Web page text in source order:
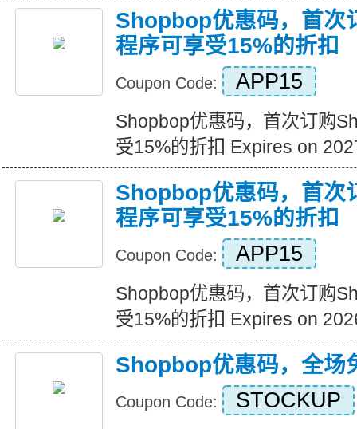
Shopbop优惠码，首次
程序可享受15%的折扣
Coupon Code: APP15
Shopbop优惠码，首次订购
受15%的折扣 Expires on
Shopbop优惠码，首次
程序可享受15%的折扣
Coupon Code: APP15
Shopbop优惠码，首次订购
受15%的折扣 Expires on
Shopbop优惠码，全场
Coupon Code: STOCKUP